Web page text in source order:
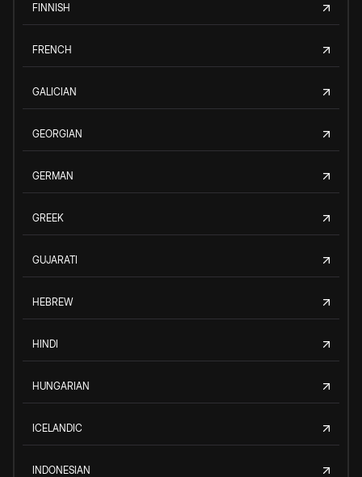
FINNISH
FRENCH
GALICIAN
GEORGIAN
GERMAN
GREEK
GUJARATI
HEBREW
HINDI
HUNGARIAN
ICELANDIC
INDONESIAN